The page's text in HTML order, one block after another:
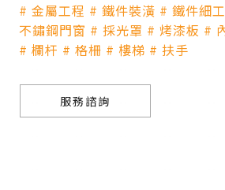
# 金屬工程 # 鐵件裝潢 # 鐵件細
不鏽鋼門窗 # 採光罩 # 烤漆板 #
# 欄杆 # 格柵 # 樓梯 # 扶手
服務諮詢